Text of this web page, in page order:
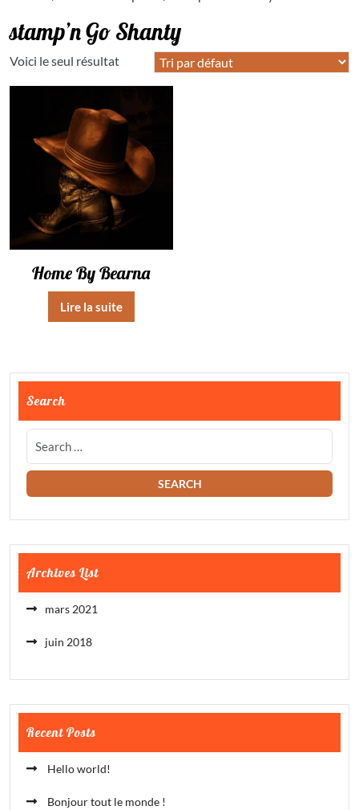
stamp’n Go Shanty
Voici le seul résultat
Home By Bearna
Lire la suite
Search
Archives List
mars 2021
juin 2018
Recent Posts
Hello world!
Bonjour tout le monde !